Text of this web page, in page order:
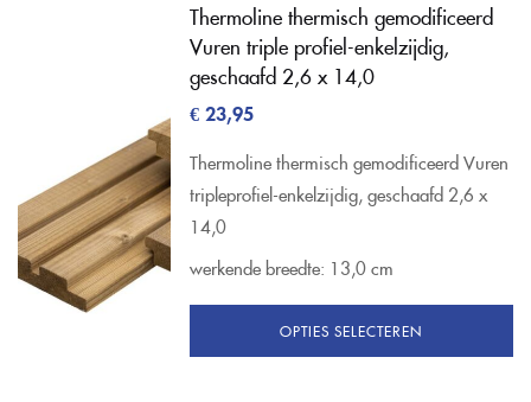
Thermoline thermisch gemodificeerd
Vuren triple profiel-enkelzijdig,
geschaafd 2,6 x 14,0
€23,95
Thermoline thermisch gemodificeerd Vuren
tripleprofiel-enkelzijdig, geschaafd 2,6 x
14,0
werkende breedte: 13,0 cm
OPTIES SELECTEREN